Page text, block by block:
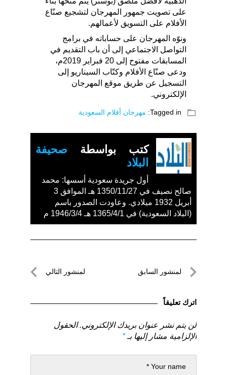
على تصویت جمهور المهرجان لتشجيع صنّاع
الأفلام على التسویق لأعمالهم.
ونوّه المهرجان على حساباته في برامج
التواصل الاجتماعي إلى أن باب التقديم في
المسابقات مفتوح إلى 20 فبراير 2019م،
ودعى صنّاع الأفلام وكتّاب السيناريو إلى
التسجيل عن طريق موقع المهرجان
الإلكتروني.
folder_open
Tagged in: مهرجان أفلام السعودية
كتب بواسطة صحيفة
البلاد
أول جريدة سعودية أسسها: محمد
صالح نصيف في 1350/11/27 هـ الموافق 3
أبريل 1932 ميلادي. وعاودت الصدور باسم
(البلاد السعودية) في 1365/4/1 هـ 1946/3/4 م
تصفّحلمنشور السابق
السابق
لمنشور التالي
اترك تعليقاً
لن يتم نشر عنوان بريدك الإلكتروني. الحقول
الإلزامية مشار إليها بـ*